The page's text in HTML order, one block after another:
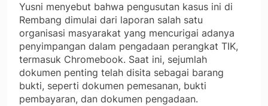
Yusni menyebut bahwa pengusutan kasus ini di
Rembang dimulai dari laporan salah satu
organisasi masyarakat yang mencurigai adanya
penyimpangan dalam pengadaan perangkat TIK,
termasuk Chromebook. Saat ini, sejumlah
dokumen penting telah disita sebagai barang
bukti, seperti dokumen pemesanan, bukti
pembayaran, dan dokumen pengadaan.